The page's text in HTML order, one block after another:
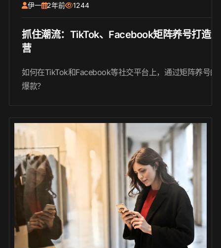
伊一 2年前 1244
抓住潮流：TikTok、Facebook矩阵养号打造
营
如何在TikTok和Facebook等社交平台上，通过矩阵养号的
爆款？